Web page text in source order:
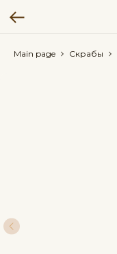
Main page Скрабы